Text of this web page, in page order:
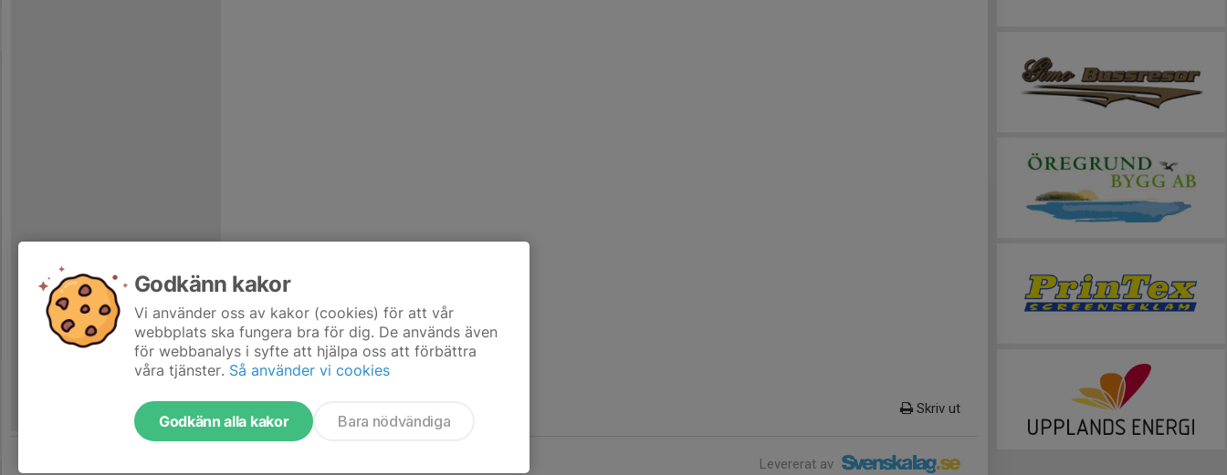
Skriv ut
Levererat av
Godkänn kakor
Vi använder oss av kakor (cookies) för att vår
webbplats ska fungera bra för dig. De används även
för webbanalys i syfte att hjälpa oss att förbättra
våra tjänster. Så använder vi cookies
Godkänn alla kakor Bara nödvändiga